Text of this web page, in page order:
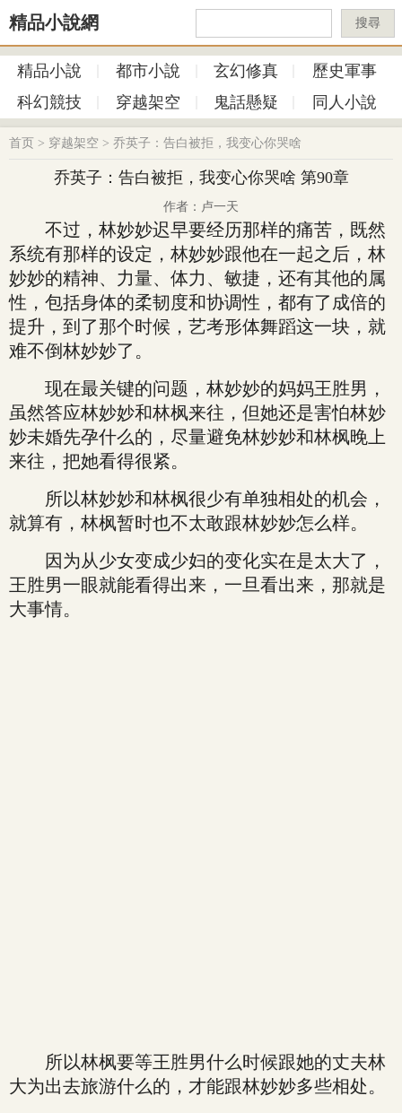
精品小說網 搜尋
精品小說 都市小說 玄幻修真
歷史軍事
科幻競技
穿越架空 鬼話懸疑 同人小說
首页 > 穿越架空 > 乔英子：告白被拒，我变心你哭啥
乔英子：告白被拒，我变心你哭啥 第90章
作者：卢一天
不过，林妙妙迟早要经历那样的痛苦，既然
系统有那样的设定，林妙妙跟他在一起之后，林
妙妙的精神、力量、体力、敏捷，还有其他的属
性，包括身体的柔韧度和协调性，都有了成倍的
提升，到了那个时候，艺考形体舞蹈这一块，就
难不倒林妙妙了。
现在最关键的问题，林妙妙的妈妈王胜男，
虽然答应林妙妙和林枫来往，但她还是害怕林妙
妙未婚先孕什么的，尽量避免林妙妙和林枫晚上
来往，把她看得很紧。
所以林妙妙和林枫很少有单独相处的机会，
就算有，林枫暂时也不太敢跟林妙妙怎么样。
因为从少女变成少妇的变化实在是太大了，
王胜男一眼就能看得出来，一旦看出来，那就是
大事情。
所以林枫要等王胜男什么时候跟她的丈夫林
大为出去旅游什么的，才能跟林妙妙多些相处。